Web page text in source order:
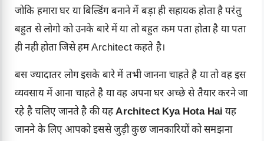
जोकि हमारा घर या बिल्डिंग बनाने में बड़ा ही सहायक होता है परंतु
बहुत से लोगो को उनके बारे में या तो बहुत कम पता होता है या पता
ही नही होता जिसे हम Architect कहते है।
बस ज्यादातर लोग इसके बारे में तभी जानना चाहते है या तो वह इस
व्यवसाय में आना चाहते है या वह अपना घर अच्छे से तैयार करने जा
रहे है चलिए जानते है की यहArchitect Kya Hota Haiयह
जानने के लिए आपको इससे जुड़ी कुछ जानकारियों को समझना